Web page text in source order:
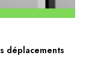
déplacements